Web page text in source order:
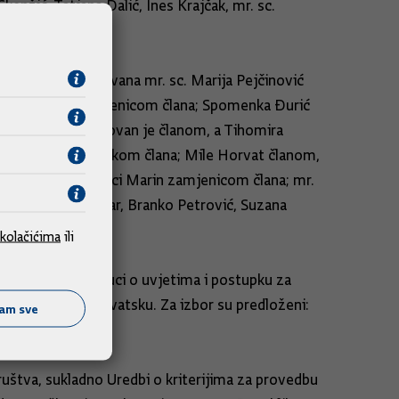
Tatjana Dalić, Ines Krajčak, mr. sc.
Ivanišević.
je imenovana mr. sc. Marija Pejčinović
Oluić zamjenicom člana; Spomenka Đurić
Kovačić imenovan je članom, a Tihomira
Štimac zamjenikom člana; Mile Horvat članom,
članicom, Luci Marin zamjenicom člana; mr.
Suzana Krčmar, Branko Petrović, Suzana
sukladno Odluci o uvjetima i postupku za
Republiku Hrvatsku. Za izbor su predloženi:
sukladno Uredbi o kriterijima za provedbu
ili
sve